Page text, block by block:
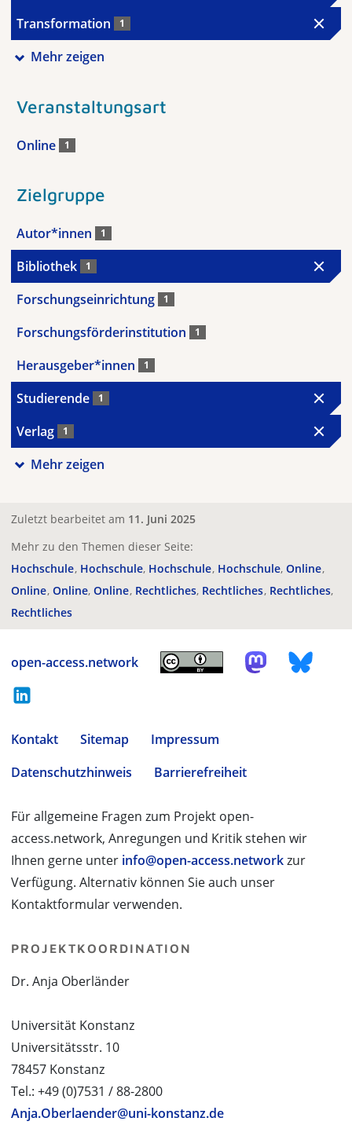
Transformation 1
Mehr zeigen
Veranstaltungsart
Online 1
Zielgruppe
Autor*innen 1
Bibliothek 1
Forschungseinrichtung 1
Forschungsförderinstitution 1
Herausgeber*innen 1
Studierende 1
Verlag 1
Mehr zeigen
Zuletzt bearbeitet am 11. Juni 2025
Mehr zu den Themen dieser Seite:
Hochschule Hochschule Hochschule Hochschule Online
Online Online Online Rechtliches Rechtliches Rechtliches
Rechtliches
open-access.network
Kontakt Sitemap
Impressum
Datenschutzhinweis
Barrierefreiheit
Für allgemeine Fragen zum Projekt open-
access.network, Anregungen und Kritik stehen wir
Ihnen gerne unter info@open-access.networkzur
Verfügung. Alternativ können Sie auch unser
Kontaktformular verwenden.
PROJEKTKOORDINATION
Dr. Anja Oberländer
Universität Konstanz
Universitätsstr. 10
78457 Konstanz
Tel.: +49 (0)7531 / 88-2800
Anja.Oberlaender@uni-konstanz.de